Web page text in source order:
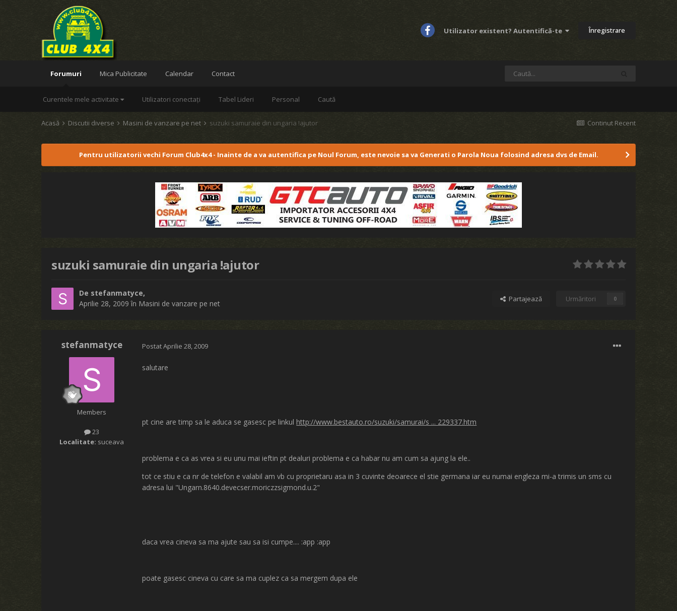
Utilizator existent? Autentifică-te Înregistrare
Forumuri
Curentele mele activitate Utilizatori conectați Tabel Lideri Personal Caută
Mica Publicitate Calendar Contact
Continut Recent
Acasă Discutii diverse Masini de vanzare pe net suzuki samuraie din ungaria !ajutor
Pentru utilizatorii vechi Forum Club4x4 - Inainte de a va autentifica pe Noul Forum, este nevoie sa va Generati o Parola Noua folosind adresa dvs de Email.
suzuki samuraie din ungaria !ajutor
De stefanmatyce,
Aprilie 28, 2009 în Masini de vanzare pe net Partajează Urmăritori 0
stefanmatyce
Members
23
Localitate: suceava
PostatAprilie 28, 2009
salutare
pt cine are timp sa le aduca se gasesc pe linkul http://www.bestauto.ro/suzuki/samurai/s ... 229337.htm
problema e ca as vrea si eu unu mai ieftin pt dealuri problema e ca habar nu am cum sa ajung la ele..
tot ce stiu e ca nr de telefon e valabil am vb cu proprietaru asa in 3 cuvinte deoarece el stie germana iar eu numai engleza mi-a trimis un sms cu
adresa lui "Ungarn.8640.devecser.moriczzsigmond.u.2"
daca vrea cineva sa ma ajute sau sa isi cumpe.... :app :app
poate gasesc cineva cu care sa ma cuplez ca sa mergem dupa ele